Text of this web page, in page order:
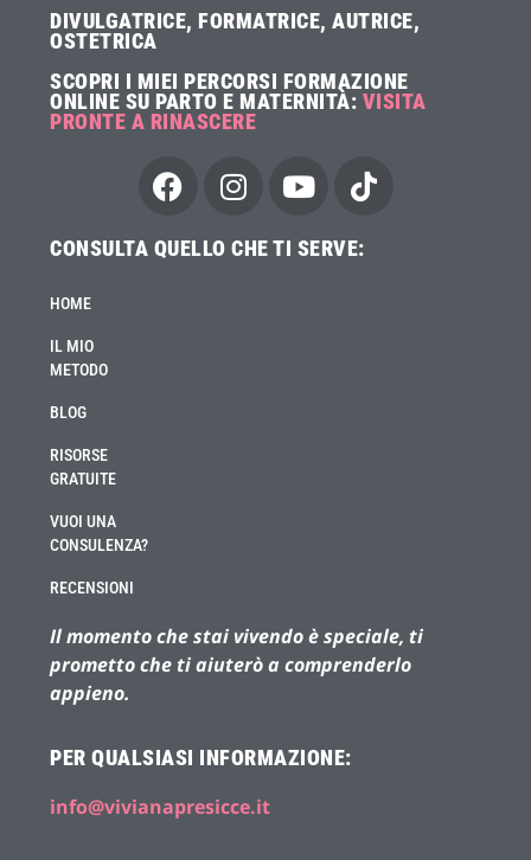
DIVULGATRICE, FORMATRICE, AUTRICE,
OSTETRICA
SCOPRI I MIEI PERCORSI FORMAZIONE
ONLINE SU PARTO E MATERNITÀ: VISITA
PRONTE A RINASCERE
CONSULTA QUELLO CHE TI SERVE:
HOME
IL MIO
METODO
BLOG
RISORSE
GRATUITE
VUOI UNA
CONSULENZA?
RECENSIONI
Il momento che stai vivendo è speciale, ti
prometto che ti aiuterò a comprenderlo
appieno.
PER QUALSIASI INFORMAZIONE:
info@vivianapresicce.it